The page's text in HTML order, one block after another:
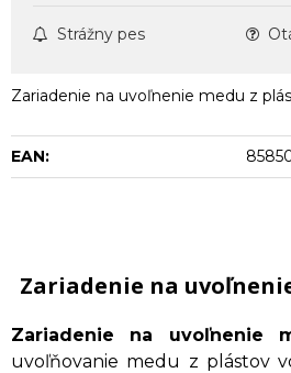
Strážny pes
Zariadenie na uvoľnenie medu z
EAN:
Zariadenie na
Zariadenie na uvoľnenie
uvoľňovanie medu z plástov